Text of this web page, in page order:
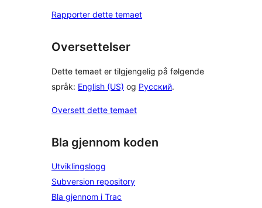
Rapporter dette temaet
Oversettelser
Dette temaet er tilgjengelig på følgende
språk: English (US) og Русский.
Oversett dette temaet
Bla gjennom koden
Utviklingslogg
Subversion repository
Bla gjennom i Trac